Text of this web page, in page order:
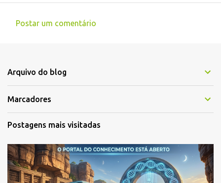
e
t
i
o
s
Postar um comentário
Arquivo do blog
Marcadores
Postagens mais visitadas